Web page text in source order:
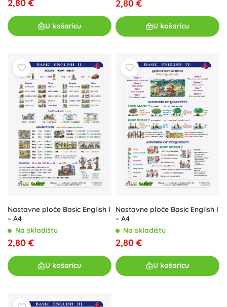
2,80 €
U košaricu
2,80 €
U košaricu
Nastavne ploče Basic English I
– A4
Na skladištu
2,80 €
U košaricu
Nastavne ploče Basic English I
– A4
Na skladištu
2,80 €
U košaricu